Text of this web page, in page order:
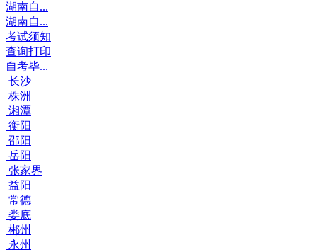
湖南自...
湖南自...
考试须知
查询打印
自考毕...
长沙
株洲
湘潭
衡阳
邵阳
岳阳
张家界
益阳
常德
娄底
郴州
永州